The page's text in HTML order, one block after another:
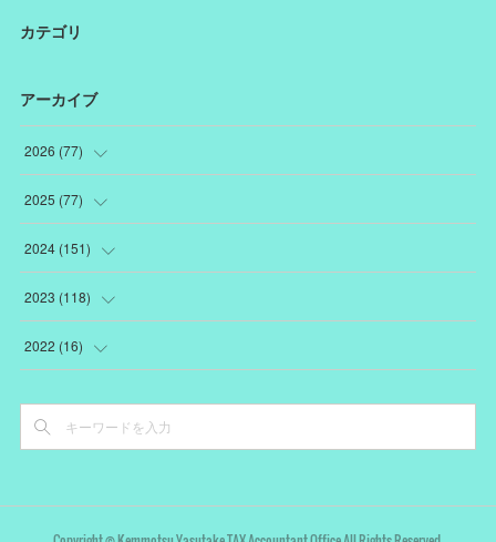
カテゴリ
アーカイブ
2026 (77)
(18 )
(12
(12
(10
(15)
2025 (77)
(1)
(22
(22
(15)
2024 (151)
(19
(7
(5
2023 (118)
(18 )
(
6)
2022 (16)
(
4)